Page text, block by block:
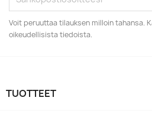
Voit peruuttaa tilauksen milloin tahansa.
oikeudellisista tiedoista.
TUOTTEET